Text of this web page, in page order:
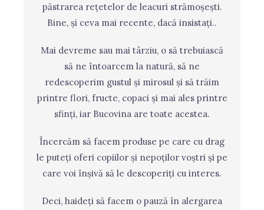
păstrarea rețetelor de leacuri strămoșești.
Bine, și ceva mai recente, dacă insistați..
Mai devreme sau mai târziu, o să trebuiască
să ne întoarcem la natură, să ne
redescoperim gustul și mirosul și să trăim
printre flori, fructe, copaci și mai ales printre
sfinți, iar Bucovina are toate acestea.
Încercăm să facem produse pe care cu drag
le puteți oferi copiilor și nepoților voștri și pe
care voi înșivă să le descoperiți cu interes.
Deci, haideți să facem o pauză în alergarea